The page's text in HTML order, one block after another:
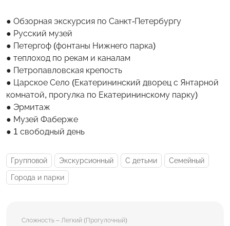
Обзорная экскурсия по Санкт-Петербургу
Русский музей
Петергоф (фонтаны Нижнего парка)
теплоход по рекам и каналам
Петропавловская крепость
Царское Село (Екатерининский дворец с Янтарной
комнатой, прогулка по Екатерининскому парку)
Эрмитаж
Музей Фаберже
1 свободный день
Групповой Экскурсионный С детьми Семейный
Города и парки
Сложность – Легкий (Прогулочный)